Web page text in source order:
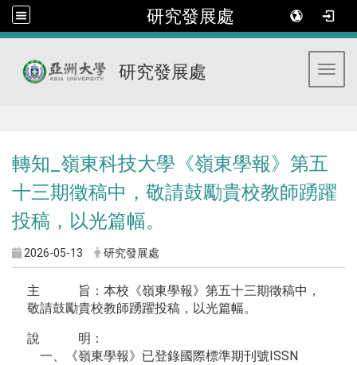
研究發展處
研究發展處
轉知_嶺東科技大學《嶺東學報》第五
十三期徵稿中，敬請鼓勵貴校教師踴躍
投稿，以光篇幅。
2026-05-13 研究發展處
主 旨：本校《嶺東學報》第五十三期徵稿中，
敬請鼓勵貴校教師踴躍投稿，以光篇幅。
說 明：
一、《嶺東學報》已登錄國際標準期刊號ISSN